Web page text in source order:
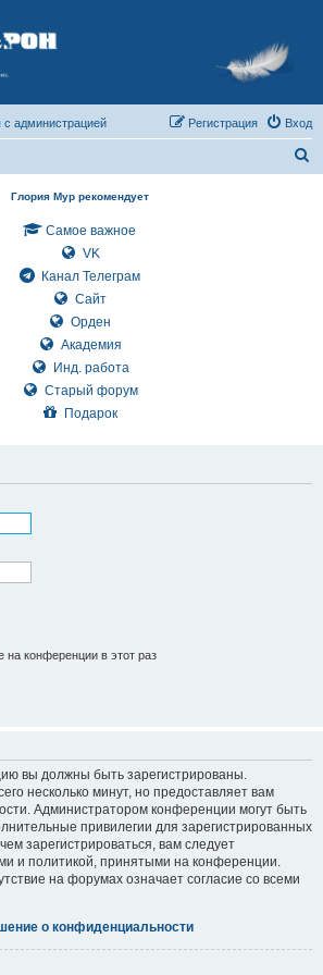
с администрацией Вход
Регистрация
Глория Мур рекомендует
Самое важное
VK
Канал Телеграм
Сайт
Орден
Академия
Инд. работа
Старый форум
Подарок
конференции в этот раз
вы должны быть зарегистрированы.
несколько минут, но предоставляет вам
Администратором конференции могут быть
привилегии для зарегистрированных
зарегистрироваться, вам следует
и политикой, принятыми на конференции.
на форумах означает согласие со всеми
о конфиденциальности